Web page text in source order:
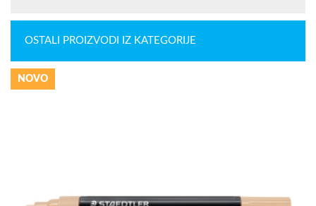
OSTALI PROIZVODI IZ KATEGORIJE
NOVO